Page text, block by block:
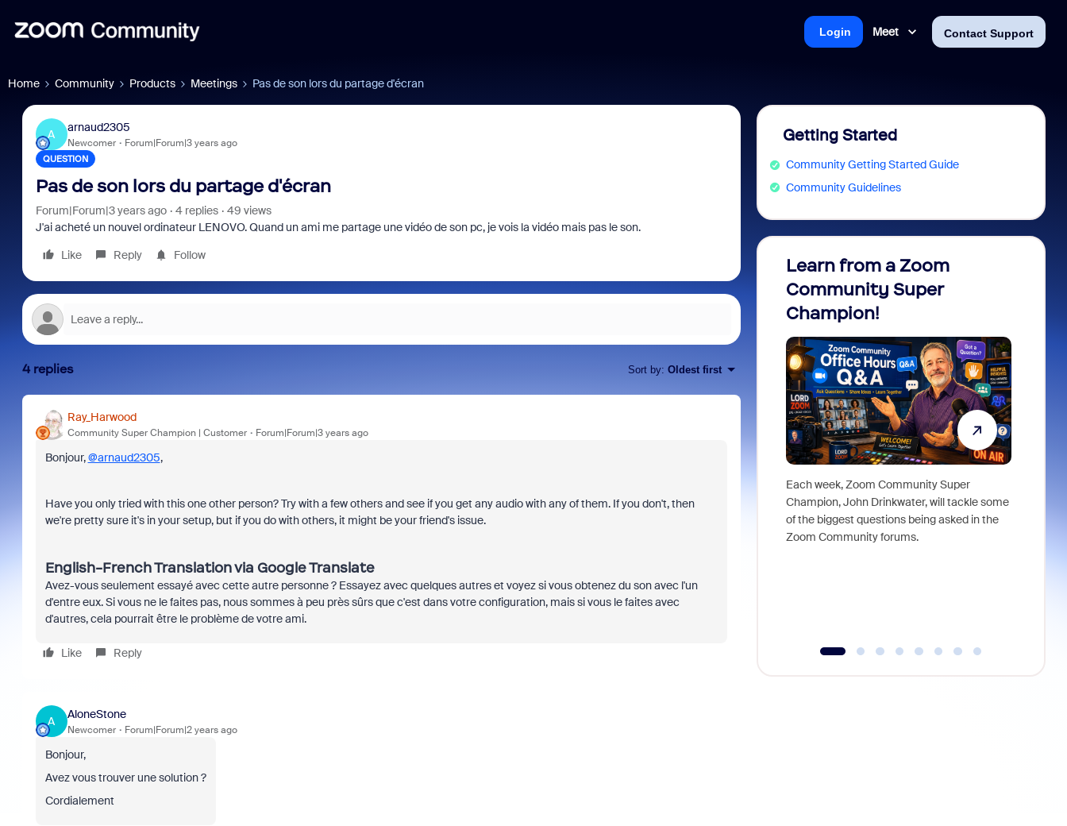
Meet Contact Support
Login
Home Community Products Meetings Pas de son lors du partage d'écran
A
arnaud2305
Newcomer Forum|Forum|3 years ago
QUESTION
Pas de son lors du partage d'écran
Forum|Forum|3 years ago 4 replies
49 views
J'ai acheté un nouvel ordinateur LENOVO.Quand un ami me partage une vidéo de son pc, je vois la vidéo mais pas le son.
Like
Reply Follow
4 replies Sort by: Oldest first
Ray_Harwood
Community Super Champion | Customer Forum|Forum|3 years ago
Bonjour,@arnaud2305,
Have you only tried with this one other person? Try with a few others and see if you get any audio with any of them. If you don't, then
we're pretty sure it's in your setup, but if you do with others, it might be your friend's issue.
English-French Translation via Google Translate
Avez-vous seulement essayé avec cette autre personne ? Essayez avec quelques autres et voyez si vous obtenez du son avec l'un
d'entre eux. Si vous ne le faites pas, nous sommes à peu près sûrs que c'est dans votre configuration, mais si vous le faites avec
d'autres, cela pourrait être le problème de votre ami.
Like Reply
A
AloneStone
Newcomer Forum|Forum|2 years ago
Bonjour,
Avez vous trouver une solution ?
Cordialement
Getting Started
Community Getting Started Guide
Community Guidelines
Learn from a Zoom
Community Super
Champion!
Each week, Zoom Community Super
Champion, John Drinkwater, will tackle some
of the biggest questions being asked in the
Zoom Community forums.